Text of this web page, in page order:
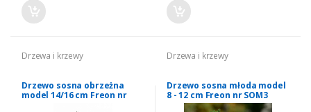
Drzewa i krzewy
Drzewo sosna obrzeżna
model 14/16 cm Freon nr
Drzewa i krzewy
Drzewo sosna młoda model
8 - 12 cm Freon nr SOM3